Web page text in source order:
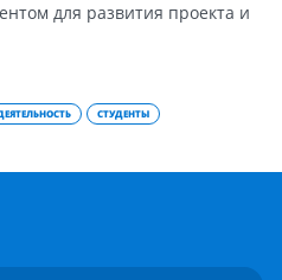
для развития проекта и
СТУДЕНТЫ